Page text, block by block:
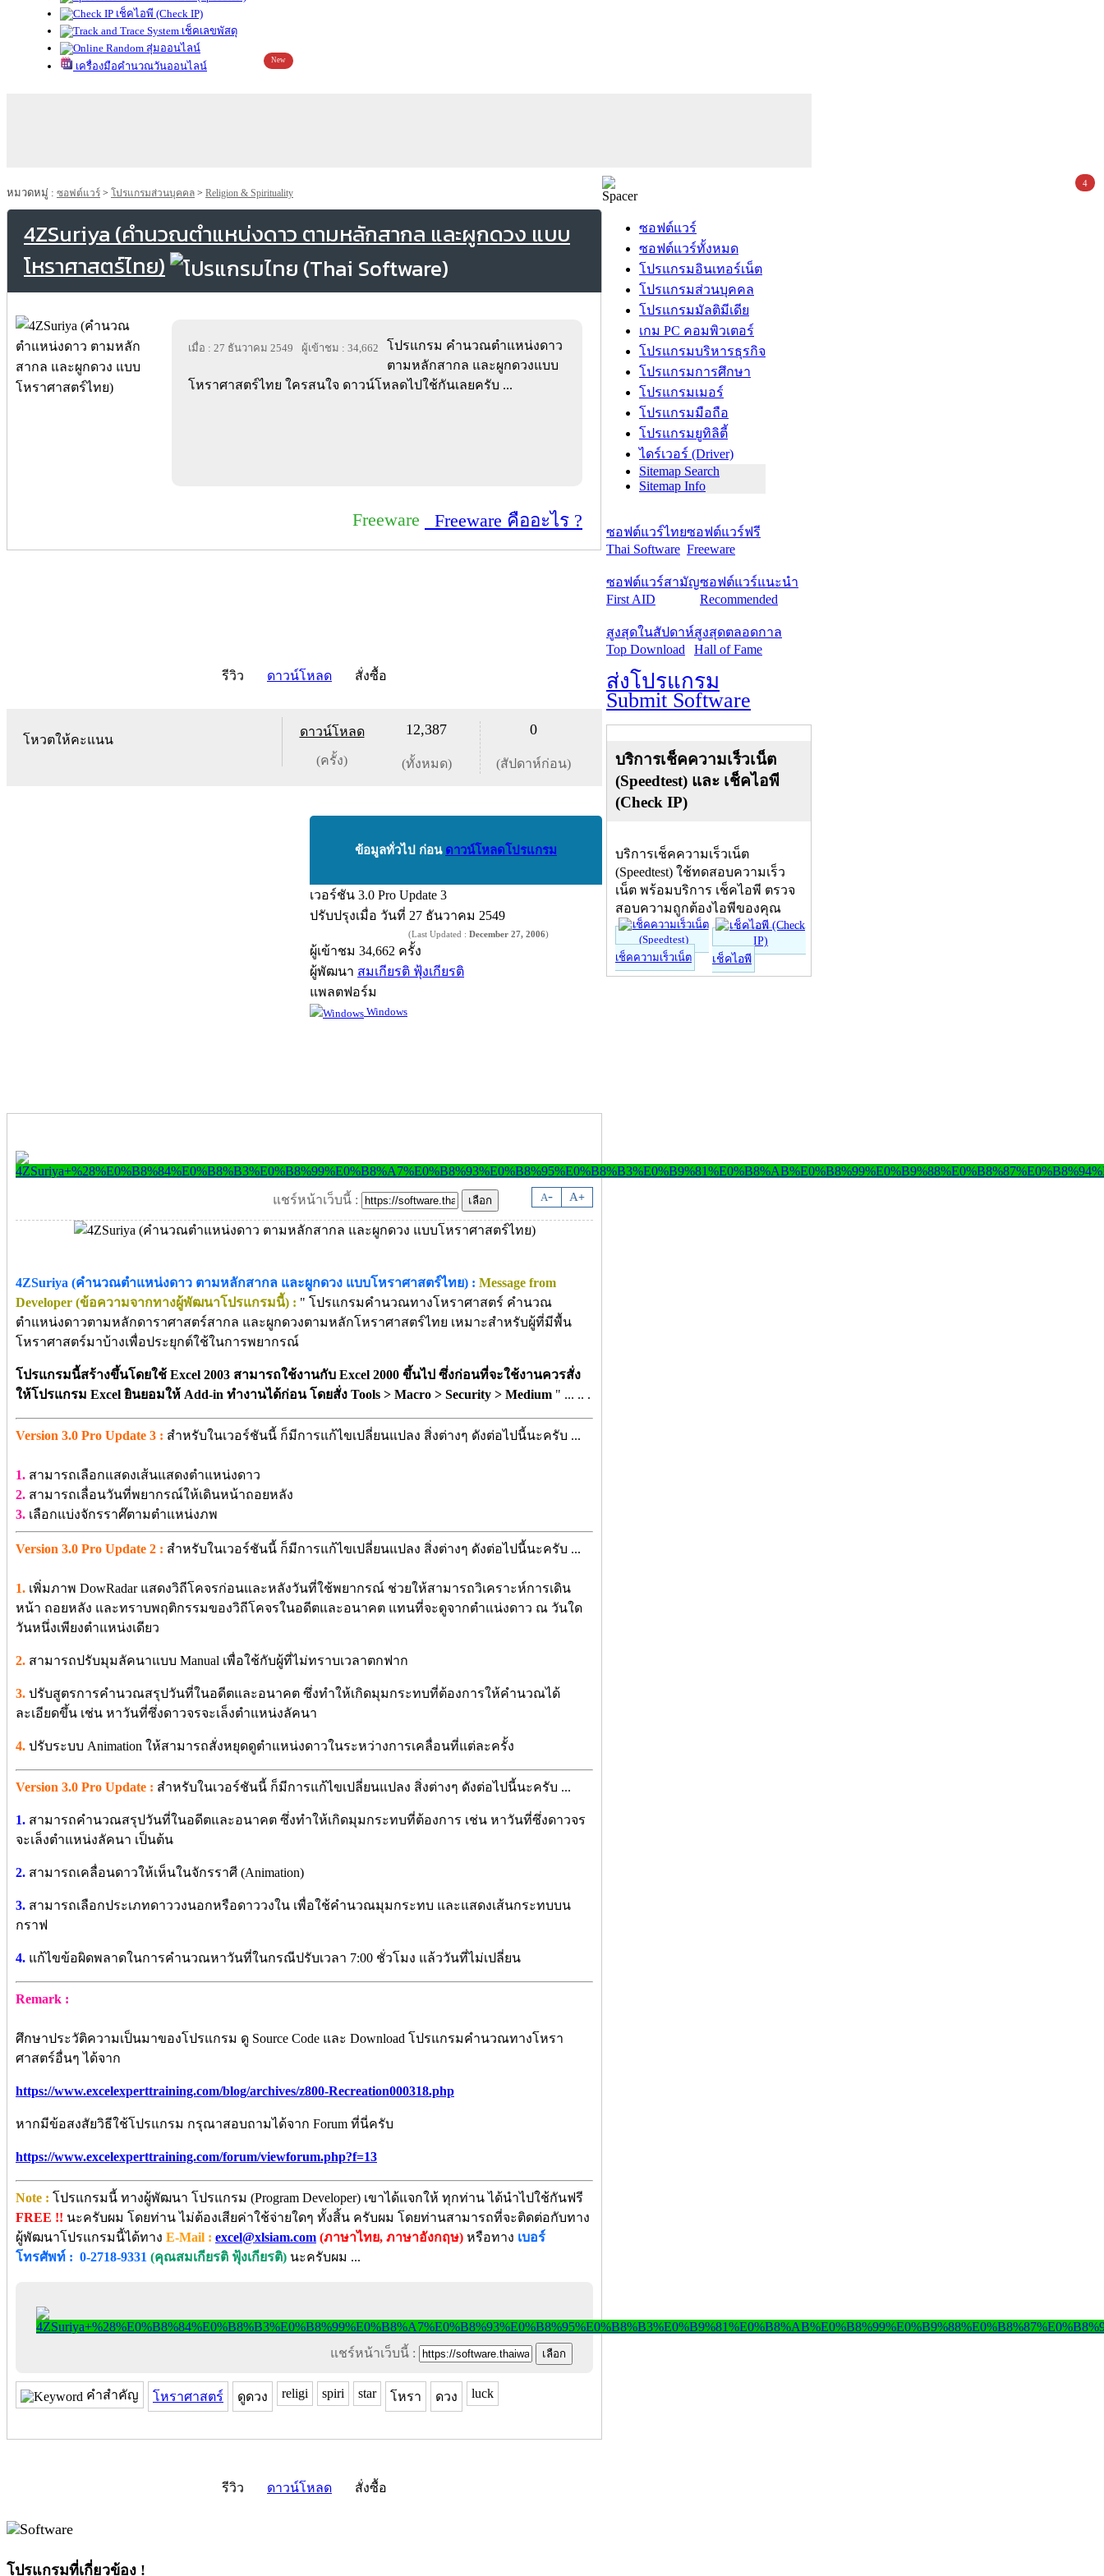
เช็คไอพี (Check IP)
เช็คเลขพัสดุ
สุ่มออนไลน์
เครื่องมือคำนวณวันออนไลน์
New
หมวดหมู่ : ซอฟต์แวร์ > โปรแกรมส่วนบุคคล > Religion & Spirituality
4ZSuriya (คำนวณตำแหน่งดาว ตามหลักสากล และผูกดวง แบบ
โหราศาสตร์ไทย)
เมื่อ : 27 ธันวาคม 2549 ผู้เข้าชม : 34,662
โปรแกรม คำนวณตำแหน่งดาว
ตามหลักสากล และผูกดวงแบบ
โหราศาสตร์ไทย ใครสนใจ ดาวน์โหลดไปใช้กันเลยครับ ...
Freeware Freeware คืออะไร ?
รีวิว ดาวน์โหลด สั่งซื้อ
โหวตให้คะแนน
ดาวน์โหลด
(ครั้ง)
12,387
(ทั้งหมด)
0
(สัปดาห์ก่อน)
ข้อมูลทั่วไป ก่อน ดาวน์โหลดโปรแกรม
เวอร์ชัน 3.0 Pro Update 3
ปรับปรุงเมื่อ วันที่ 27 ธันวาคม 2549
(Last Updated : December 27, 2006)
ผู้เข้าชม 34,662 ครั้ง
ผู้พัฒนา สมเกียรติ ฟุ้งเกียรติ
แพลตฟอร์ม
Windows
A- A+
แชร์หน้าเว็บนี้ :
4ZSuriya (คำนวณตำแหน่งดาว ตามหลักสากล และผูกดวง แบบโหราศาสตร์ไทย) : Message from
Developer (ข้อความจากทางผู้พัฒนาโปรแกรมนี้) : " โปรแกรมคำนวณทางโหราศาสตร์ คำนวณ
ตำแหน่งดาวตามหลักดาราศาสตร์สากล และผูกดวงตามหลักโหราศาสตร์ไทย เหมาะสำหรับผู้ที่มีพื้น
โหราศาสตร์มาบ้างเพื่อประยุกต์ใช้ในการพยากรณ์
โปรแกรมนี้สร้างขึ้นโดยใช้ Excel 2003 สามารถใช้งานกับ Excel 2000 ขึ้นไป ซึ่งก่อนที่จะใช้งานควรสั่ง
ให้โปรแกรม Excel ยินยอมให้ Add-in ทำงานได้ก่อน โดยสั่ง Tools > Macro > Security > Medium " ... .. .
Version 3.0 Pro Update 3 : สำหรับในเวอร์ชันนี้ ก็มีการแก้ไขเปลี่ยนแปลง สิ่งต่างๆ ดังต่อไปนี้นะครับ ...
1. สามารถเลือกแสดงเส้นแสดงตำแหน่งดาว
2. สามารถเลื่อนวันที่พยากรณ์ให้เดินหน้าถอยหลัง
3. เลือกแบ่งจักรราศ๊ตามตำแหน่งภพ
Version 3.0 Pro Update 2 : สำหรับในเวอร์ชันนี้ ก็มีการแก้ไขเปลี่ยนแปลง สิ่งต่างๆ ดังต่อไปนี้นะครับ ...
1. เพิ่มภาพ DowRadar แสดงวิถีโคจรก่อนและหลังวันที่ใช้พยากรณ์ ช่วยให้สามารถวิเคราะห์การเดิน
หน้า ถอยหลัง และทราบพฤติกรรมของวิถีโคจรในอดีตและอนาคต แทนที่จะดูจากตำแน่งดาว ณ วันใด
วันหนึ่งเพียงตำแหน่งเดียว
2. สามารถปรับมุมลัคนาแบบ Manual เพื่อใช้กับผู้ที่ไม่ทราบเวลาตกฟาก
3. ปรับสูตรการคำนวณสรุปวันที่ในอดีตและอนาคต ซึ่งทำให้เกิดมุมกระทบที่ต้องการให้คำนวณได้
ละเอียดขึ้น เช่น หาวันที่ซึ่งดาวจรจะเล็งตำแหน่งลัคนา
4. ปรับระบบ Animation ให้สามารถสั่งหยุดดูตำแหน่งดาวในระหว่างการเคลื่อนที่แต่ละครั้ง
Version 3.0 Pro Update : สำหรับในเวอร์ชันนี้ ก็มีการแก้ไขเปลี่ยนแปลง สิ่งต่างๆ ดังต่อไปนี้นะครับ ...
1. สามารถคำนวณสรุปวันที่ในอดีตและอนาคต ซึ่งทำให้เกิดมุมกระทบที่ต้องการ เช่น หาวันที่ซึ่งดาวจร
จะเล็งตำแหน่งลัคนา เป็นต้น
2. สามารถเคลื่อนดาวให้เห็นในจักรราศี (Animation)
3. สามารถเลือกประเภทดาววงนอกหรือดาววงใน เพื่อใช้คำนวณมุมกระทบ และแสดงเส้นกระทบบน
กราฟ
4. แก้ไขข้อผิดพลาดในการคำนวณหาวันที่ในกรณีปรับเวลา 7:00 ชั่วโมง แล้ววันที่ไม่เปลี่ยน
Remark :
ศึกษาประวัติความเป็นมาของโปรแกรม ดู Source Code และ Download โปรแกรมคำนวณทางโหรา
ศาสตร์อื่นๆ ได้จาก
https://www.excelexperttraining.com/blog/archives/z800-Recreation000318.php
หากมีข้อสงสัยวิธีใช้โปรแกรม กรุณาสอบถามได้จาก Forum ที่นี่ครับ
https://www.excelexperttraining.com/forum/viewforum.php?f=13
Note : โปรแกรมนี้ ทางผู้พัฒนา โปรแกรม (Program Developer) เขาได้แจกให้ ทุกท่าน ได้นำไปใช้กันฟรี
FREE !! นะครับผม โดยท่าน ไม่ต้องเสียค่าใช้จ่ายใดๆ ทั้งสิ้น ครับผม โดยท่านสามารถที่จะติดต่อกับทาง
ผู้พัฒนาโปรแกรมนี้ได้ทาง E-Mail : excel@xlsiam.com (ภาษาไทย, ภาษาอังกฤษ) หรือทาง เบอร์
โทรศัพท์ : 0-2718-9331 (คุณสมเกียรติ ฟุ้งเกียรติ) นะครับผม ...
แชร์หน้าเว็บนี้ :
คำสำคัญ โหราศาสตร์ ดูดวง religi spiri star โหรา ดวง luck
รีวิว ดาวน์โหลด สั่งซื้อ
โปรแกรมที่เกี่ยวข้อง !
ซอฟต์แวร์
ซอฟต์แวร์ทั้งหมด
โปรแกรมอินเทอร์เน็ต
โปรแกรมส่วนบุคคล
โปรแกรมมัลติมีเดีย
เกม PC คอมพิวเตอร์
โปรแกรมบริหารธุรกิจ
โปรแกรมการศึกษา
โปรแกรมเมอร์
โปรแกรมมือถือ
โปรแกรมยูทิลิตี้
ไดร์เวอร์ (Driver)
Sitemap Search
Sitemap Info
ซอฟต์แวร์ไทย
Thai Software
ซอฟต์แวร์ฟรี
Freeware
ซอฟต์แวร์สามัญ
First AID
ซอฟต์แวร์แนะนำ
Recommended
สูงสุดในสัปดาห์
Top Download
สูงสุดตลอดกาล
Hall of Fame
ส่งโปรแกรม
Submit Software
บริการเช็คความเร็วเน็ต
(Speedtest) และ เช็คไอพี
(Check IP)
บริการเช็คความเร็วเน็ต
(Speedtest) ใช้ทดสอบความเร็ว
เน็ต พร้อมบริการ เช็คไอพี ตรวจ
สอบความถูกต้องไอพีของคุณ
เช็คความเร็วเน็ต เช็คไอพี
4